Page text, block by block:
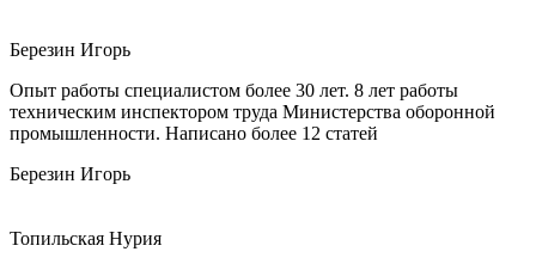
Березин Игорь
Опыт работы специалистом более 30 лет. 8 лет работы
техническим инспектором труда Министерства оборонной
промышленности. Написано более 12 статей
Березин Игорь
Топильская Нурия